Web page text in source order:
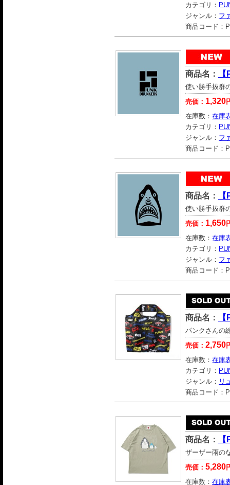
カテゴリ：
ジャンル： フ
商品コード：
商品名：
使い勝手抜群
売価： 1,320
在庫数： 在庫
カテゴリ：
ジャンル： フ
商品コード：
商品名：
使い勝手抜群
売価： 1,650
在庫数： 在庫
カテゴリ：
ジャンル： フ
商品コード：
商品名：
パンクさんの
売価： 2,750
在庫数： 在庫
カテゴリ：
ジャンル： リ
商品コード：
商品名：
ザーザー雨の
売価： 5,280
在庫数： 在庫